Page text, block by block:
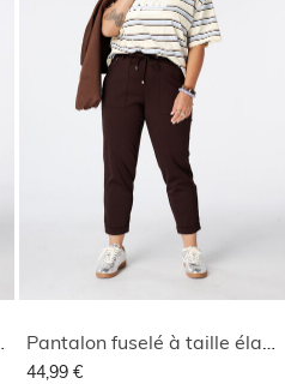
44,99 €